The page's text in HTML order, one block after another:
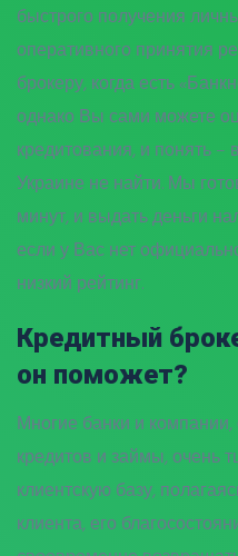
быстрого получения
оперативного принятия
брокеру, когда есть
однако Вы сами можете
кредитования, и понять –
Украине не найти. Мы
минут, и выдать деньги
если у Вас нет
низкий рейтинг.
Кредитный
он поможет?
Многие банки и
кредитов и займы, очень
клиентскую базу,
клиента, его